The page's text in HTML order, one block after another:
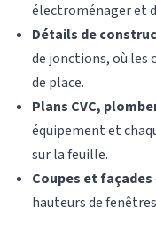
électroménager et
Détails de
de jonctions, où
de place.
Plans CVC,
équipement et
sur la feuille.
Coupes et façades
hauteurs de